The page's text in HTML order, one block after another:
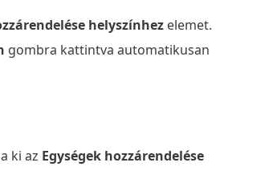
helyszínhezelemet.
gombra kattintva automatikusan
ki az Egységek hozzárendelése